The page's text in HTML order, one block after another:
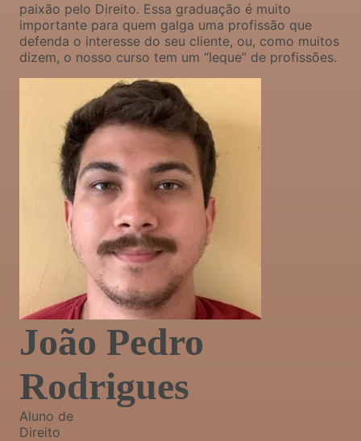
paixão pelo Direito. Essa graduação é muito
importante para quem galga uma profissão que
defenda o interesse do seu cliente, ou, como muitos
dizem, o nosso curso tem um “leque” de profissões.
João Pedro
Rodrigues
Aluno de
Direito